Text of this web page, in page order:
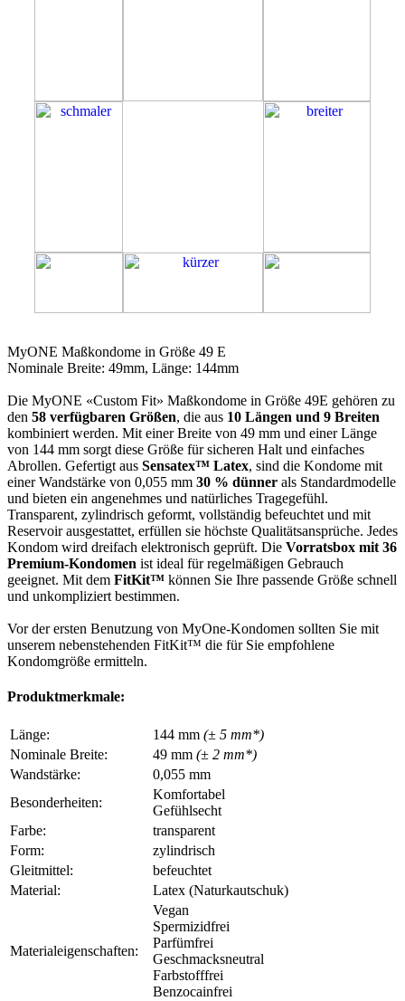
MyONE Maßkondome in Größe 49 E
Nominale Breite: 49mm, Länge: 144mm
Die MyONE «Custom Fit» Maßkondome in Größe 49E gehören zu
den 58 verfügbaren Größen, die aus 10 Längen und 9 Breiten
kombiniert werden. Mit einer Breite von 49 mm und einer Länge
von 144 mm sorgt diese Größe für sicheren Halt und einfaches
Abrollen. Gefertigt aus Sensatex™ Latex, sind die Kondome mit
einer Wandstärke von 0,055 mm 30 % dünner als Standardmodelle
und bieten ein angenehmes und natürliches Tragegefühl.
Transparent, zylindrisch geformt, vollständig befeuchtet und mit
Reservoir ausgestattet, erfüllen sie höchste Qualitätsansprüche. Jedes
Kondom wird dreifach elektronisch geprüft. Die Vorratsbox mit 36
Premium-Kondomen ist ideal für regelmäßigen Gebrauch
geeignet. Mit dem FitKit™ können Sie Ihre passende Größe schnell
und unkompliziert bestimmen.
Vor der ersten Benutzung von MyOne-Kondomen sollten Sie mit
unserem nebenstehenden FitKit™ die für Sie empfohlene
Kondomgröße ermitteln.
Produktmerkmale:
Länge: 144 mm (± 5 mm*)
Nominale Breite:
49 mm (± 2 mm*)
Wandstärke:
0,055 mm
Besonderheiten:
Komfortabel
Gefühlsecht
Farbe:
transparent
Form:
zylindrisch
Gleitmittel:
befeuchtet
Material:
Latex (Naturkautschuk)
Materialeigenschaften:
Vegan
Spermizidfrei
Parfümfrei
Geschmacksneutral
Farbstofffrei
Benzocainfrei